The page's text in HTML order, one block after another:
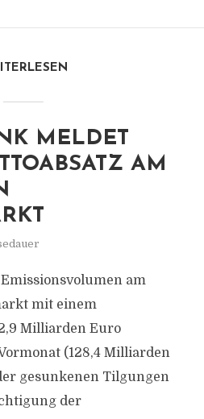
MELDET
AM
am
mit einem
Milliarden Euro
(128,4 Milliarden
gesunkenen Tilgungen
der